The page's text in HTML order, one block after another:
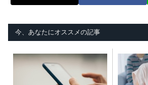
今、あなたにオススメの記事